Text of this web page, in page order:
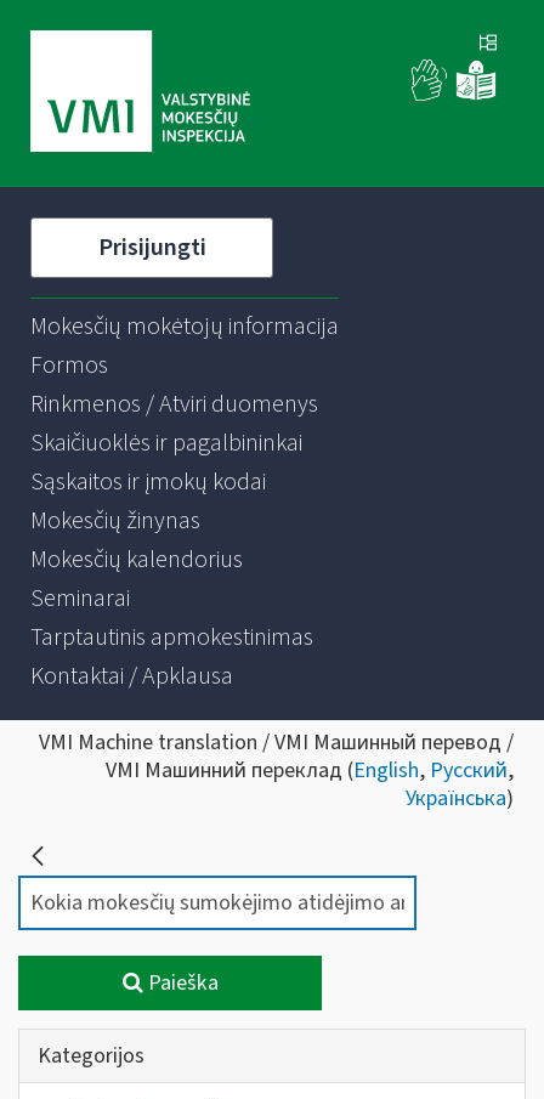
Prisijungti
Mokesčių mokėtojų informacija
Formos
Rinkmenos / Atviri duomenys
Skaičiuoklės ir pagalbininkai
Sąskaitos ir įmokų kodai
Mokesčių žinynas
Mokesčių kalendorius
Seminarai
Tarptautinis apmokestinimas
Kontaktai / Apklausa
VMI Machine translation / VMI Машинный перевод /
VMI Машинний переклад (English, Русский,
Українська)
Paieška
Kategorijos